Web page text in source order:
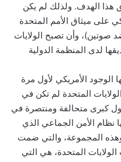
هذا الهدف. ولذلك لم يكن
على ميثاق الأمم المتحدة
هذه المرة (98 صوتًا ضد صوتين)، وأن تصبح الولايات
لدى المنظمة الدولية
الوجود الأمريكي لأول مرة
المتحدة لم تكن في
كبرى متحالفة ومنتصرة في
نظام الأمن الجماعي الذي
المجموعة، والتي ضمت
الولايات المتحدة، هي التي